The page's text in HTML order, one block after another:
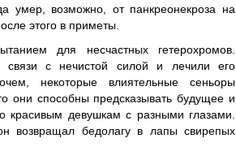
умер, возможно, от панкреонекроза на
этого в приметы.
для несчастных гетерохромов.
связи с нечистой силой и лечили его
некоторые влиятельные сеньоры
они способны предсказывать будущее и
красивым девушкам с разными глазами.
возвращал бедолагу в лапы свирепых